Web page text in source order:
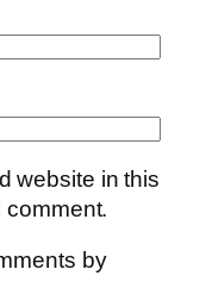
website in this
comment.
by